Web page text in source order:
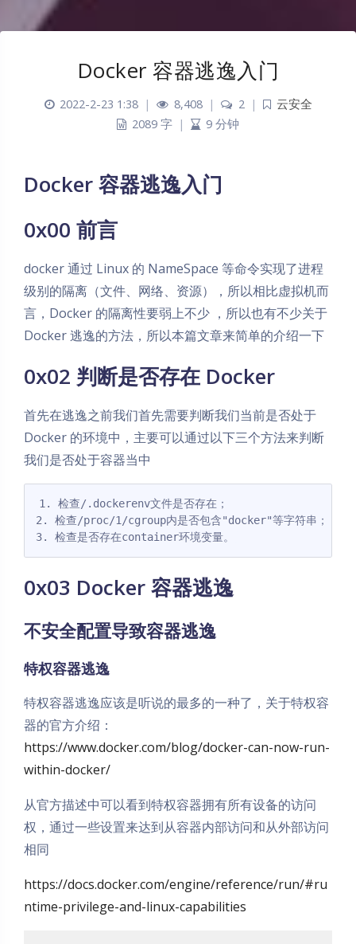
Docker 容器逃逸入门
2022-2-23 1:38 | 8,408 | 2 |
云安全
2089 字 | 9 分钟
Docker 容器逃逸入门
0x00 前言
docker 通过 Linux 的 NameSpace 等命令实现了进程
级别的隔离（文件、网络、资源），所以相比虚拟机而
言，Docker 的隔离性要弱上不少 ，所以也有不少关于
Docker 逃逸的方法，所以本篇文章来简单的介绍一下
0x02 判断是否存在 Docker
首先在逃逸之前我们首先需要判断我们当前是否处于
Docker 的环境中，主要可以通过以下三个方法来判断
我们是否处于容器当中
1. 检查/.dockerenv文件是否存在；
2. 检查/proc/1/cgroup内是否包含"docker"等字符串；
3. 检查是否存在container环境变量。
0x03 Docker 容器逃逸
不安全配置导致容器逃逸
特权容器逃逸
特权容器逃逸应该是听说的最多的一种了，关于特权容
器的官方介绍：
https://www.docker.com/blog/docker-can-now-run-
within-docker/
从官方描述中可以看到特权容器拥有所有设备的访问
权，通过一些设置来达到从容器内部访问和从外部访问
相同
https://docs.docker.com/engine/reference/run/#ru
ntime-privilege-and-linux-capabilities